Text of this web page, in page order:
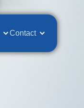
Contact